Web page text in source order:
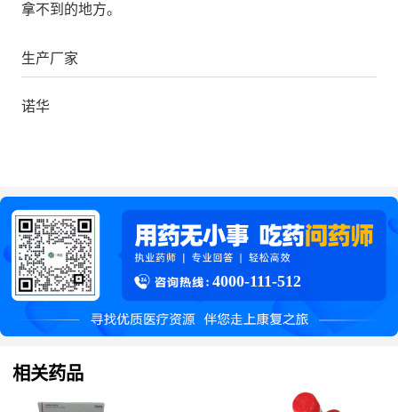
拿不到的地方。
生产厂家
诺华
4000-111-512
相关药品